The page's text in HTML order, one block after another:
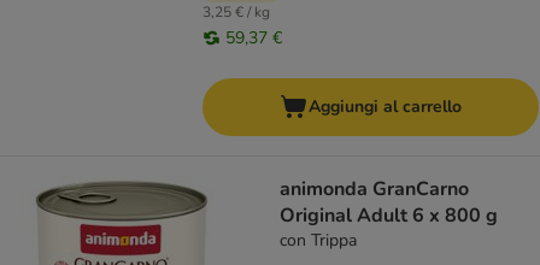
3,25 € / kg
59,37 €
Aggiungi al carrello
animonda GranCarno
Original Adult 6 x 800 g
con Trippa